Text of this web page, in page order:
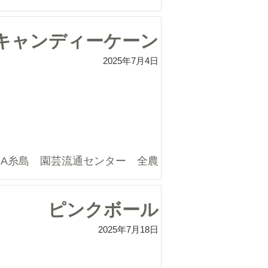
ャンディーケーン
2025年7月4日
糸島 園芸流通センター 全農
ピンクボール
2025年7月18日